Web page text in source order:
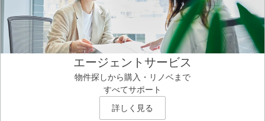
エージェントサービス
物件探しから購入・リノベまで
すべてサポート
詳しく見る